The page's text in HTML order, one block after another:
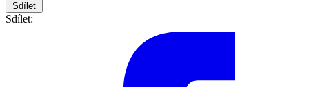
Sdílet
Sdílet: